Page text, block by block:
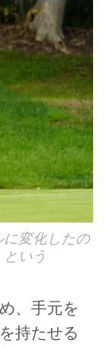
変化したの
いう
、手元を
持たせる